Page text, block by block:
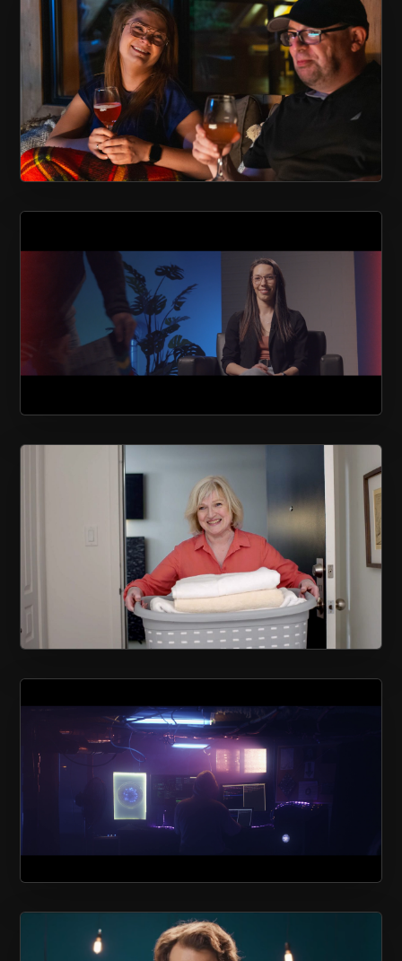
AU CHALET EN BOIS ROND
SOCIÉTÉ ALZHEIMER DE QUÉBEC
LOGISCO
CONSEIL QUÉBÉCOIS DE LA
COOPÉRATION ET DE LA MUTUALITÉ